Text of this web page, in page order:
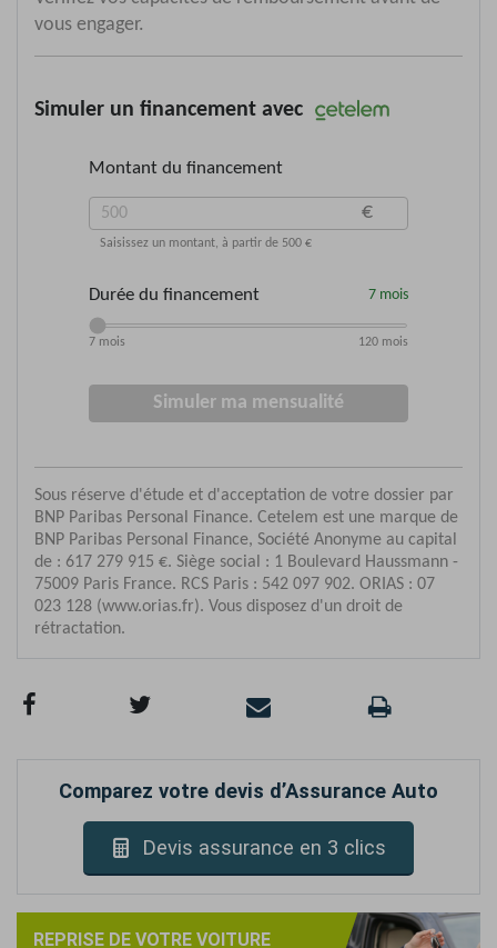
Comparez votre devis d’Assurance Auto
Devis assurance en 3 clics
REPRISE DE VOTRE VOITURE